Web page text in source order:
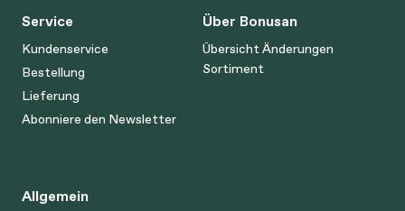
Service
Kundenservice
Bestellung
Lieferung
Abonniere den Newsletter
Über Bonusan
Übersicht Änderungen
Sortiment
Allgemein